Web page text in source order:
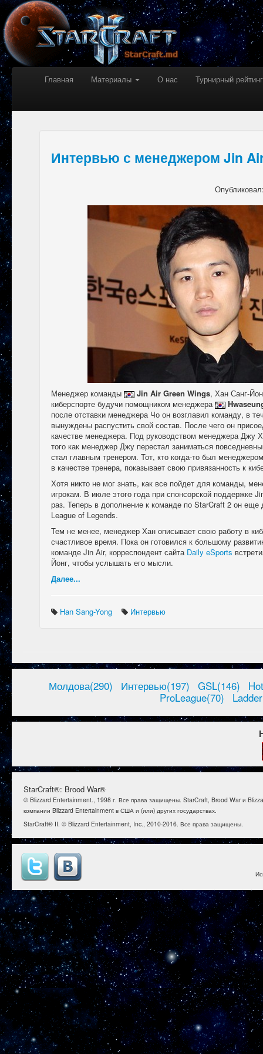
Главная Материалы О нас Турнирный рейтинг
Интервью с менеджером Jin
Менеджер команды Jin Air Green Wings, Хан Санг-
киберспорте будучи помощником менеджера
после отставки менеджера Чо он возглавил команду, в
вынуждены распустить свой состав. После чего он
качестве менеджера. Под руководством менеджера Джу
того как менеджер Джу перестал заниматься
стал главным тренером. Тот, кто когда-то был
в качестве тренера, показывает свою привязанность к
Хотя никто не мог знать, как все пойдет для команды,
игрокам. В июле этого года при спонсорской поддержке
раз. Теперь в дополнение к команде по StarCraft 2 он еще
League of Legends.
Тем не менее, менеджер Хан описывает свою работу в
счастливое время. Пока он готовился к большому
команде Jin Air, корреспондент сайта Daily eSports
Йонг, чтобы услышать его мысли.
Далее...
Han Sang-Yong Интервью
Молдова(290) Интервью(197) GSL(146)
ProLeague(70)
StarCraft®: Brood War®
© Blizzard Entertainment., 1998 г. Все права защищены. StarCraft, Brood War и
компании Blizzard Entertainment в США и (или) других государствах.
StarCraft® II. © Blizzard Entertainment, Inc., 2010-2016. Все права защищены.